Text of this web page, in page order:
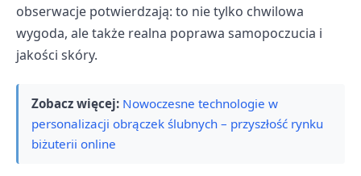
obserwacje potwierdzają: to nie tylko chwilowa
wygoda, ale także realna poprawa samopoczucia i
jakości skóry.
Zobacz więcej: Nowoczesne technologie w
personalizacji obrączek ślubnych – przyszłość rynku
biżuterii online